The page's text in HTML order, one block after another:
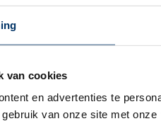
van cookies
en advertenties te
van onze site met